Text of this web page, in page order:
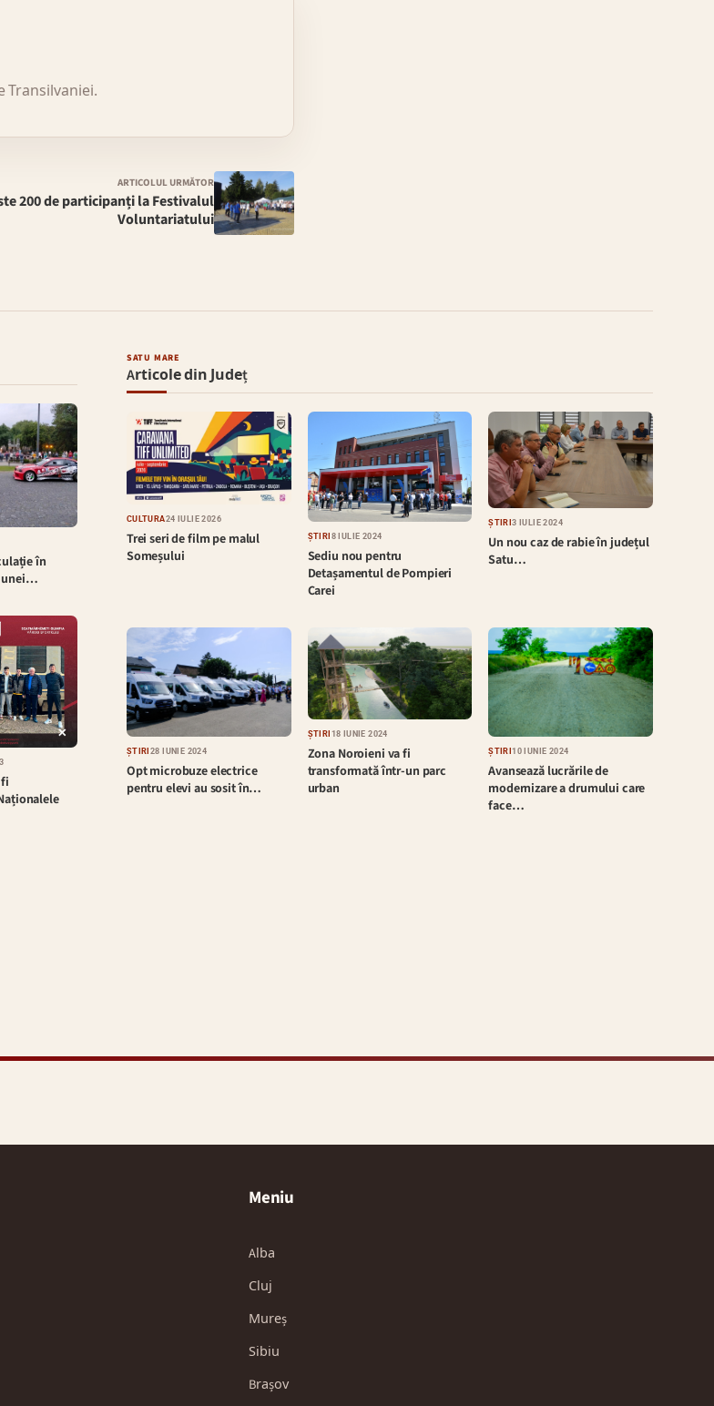
Transilvaniei.
ARTICOLUL URMĂTOR
200 de participanți la Festivalul
Voluntariatului
în
unei…
SATU MARE
Articole din Județ
CULTURĂ24 IULIE 2026
Trei seri de film pe malul
Someșului
ȘTIRI 8 IULIE 2024
Sediu nou pentru
Detașamentul de Pompieri
Carei
ȘTIRI3 IULIE 2024
Un nou caz de rabie în județul
Satu…
ȘTIRI 28 IUNIE 2024
Opt microbuze electrice
pentru elevi au sosit în…
ȘTIRI 18 IUNIE 2024
Zona Noroieni va fi
transformată într-un parc
urban
ȘTIRI10 IUNIE 2024
Avansează lucrările de
modernizare a drumului care
face…
Meniu
Alba
Cluj
Mureș
Sibiu
Brașov